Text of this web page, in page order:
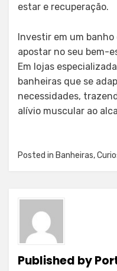
estar e recuperação.
Investir em um banho
apostar no seu bem-
Em lojas
banheiras que se
necessidades,
alívio muscular ao
Posted in Banheiras,
Published by